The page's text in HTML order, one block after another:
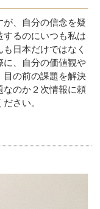
、自分の信念を疑
るのにいつも私は
日本だけではなく
、自分の価値観や
の前の課題を解決
のか２次情報に頼
さい。